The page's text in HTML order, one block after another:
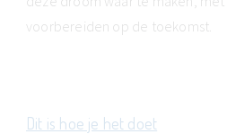
voorbereiden op de toekomst.
Dit is hoe je het doet